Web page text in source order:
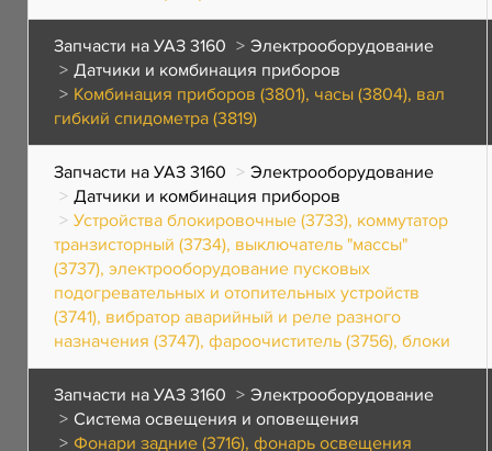
Запчасти на УАЗ 3160
Электрооборудование
Датчики и комбинация приборов
Комбинация приборов (3801), часы (3804), вал
гибкий спидометра (3819)
Запчасти на УАЗ 3160
Электрооборудование
Датчики и комбинация приборов
Устройства блокировочные (3733), коммутатор
транзисторный (3734), выключатель "массы"
(3737), электрооборудование пусковых
подогревательных и отопительных устройств
(3741), вибратор аварийный и реле разного
назначения (3747), фароочиститель (3756), блоки
Запчасти на УАЗ 3160
Электрооборудование
Система освещения и оповещения
Фонари задние (3716), фонарь освещения